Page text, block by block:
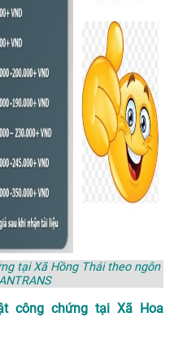
tại Xã Hồng Thái theo ngôn
công chứng tại Xã Hoa